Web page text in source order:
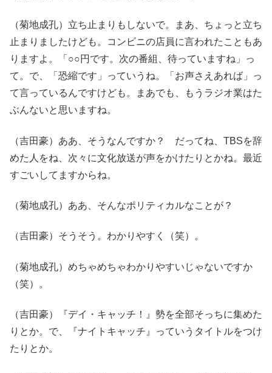
（菊地成孔）立ち止まりもしないで。まあ、ちょっと立ち
止まりましたけども。コンビニの店員に言われたこともあ
りますよ。「○○円です。次の番組、待っていますね」っ
て。で、「恐縮です」っていうね。「お声さえあれば」っ
て言っているんですけども。まあでも、もうラジオ業はた
ぶんないと思いますね。
（吉田豪）ああ、そうなんですか？ だってね、TBSを辞
めた人をね、次々に文化放送が声をかけたりとかね。最近
すごいしてますからね。
（菊地成孔）ああ、そんなポリティカルなことが？
（吉田豪）そうそう。わかりやすく（笑）。
（菊地成孔）めちゃめちゃわかりやすいじゃないですか
（笑）。
（吉田豪）『デイ・キャッチ！』勢を全部そっちに集めた
りとか。で、『ナイトキャッチ』っていうタイトルをつけ
たりとか。